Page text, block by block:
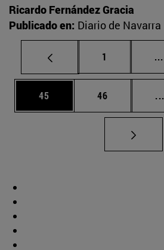
Ricardo Fernández Gracia
Publicado en: Diario de Navarra
Página
1 ...
Página
45 Página
46 ...